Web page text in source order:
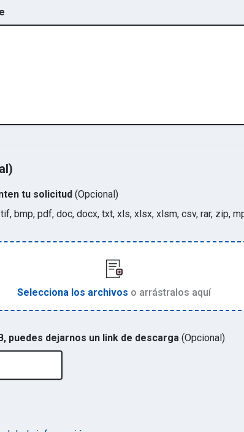
tu solicitud (Opcional)
bmp, pdf, doc, docx, txt, xls, xlsx, xlsm, csv, rar, zip,
Selecciona los archivos o arrástralos aquí
puedes dejarnos un link de descarga (Opcional)